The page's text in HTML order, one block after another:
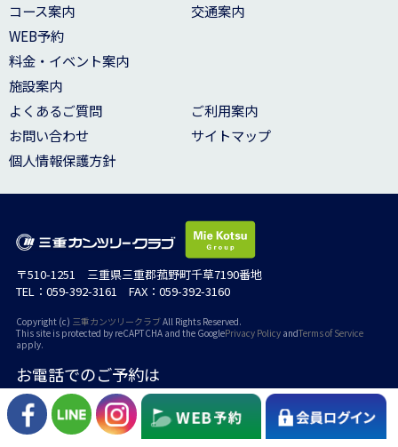
コース案内
WEB予約
料金・イベント案内
施設案内
交通案内
よくあるご質問
お問い合わせ
個人情報保護方針
ご利用案内
サイトマップ
〒510-1251 三重県三重郡菰野町千草7190番地
TEL：059-392-3161 FAX：059-392-3160
Copyright (c) 三重カンツリークラブAll Rights Reserved.
This site is protected by reCAPTCHA and the GooglePrivacy Policy andTerms of Service
apply.
お電話でのご予約は
TEL 059-392-3161